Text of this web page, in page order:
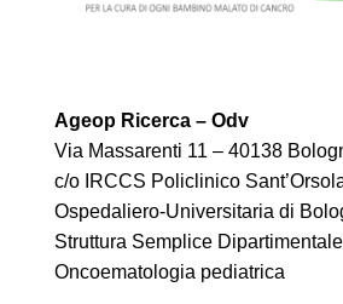
Ageop Ricerca – Odv
Via Massarenti 11 – 40138
c/o IRCCS Policlinico
Ospedaliero-Universitaria di
Struttura Semplice
Oncoematologia pediatrica